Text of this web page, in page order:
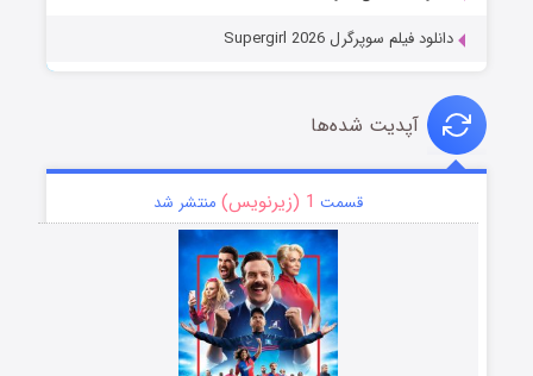
دانلود فیلم سوپرگرل Supergirl 2026
آپدیت شده‌ها
قسمت 1 (زیرنویس) منتشر شد